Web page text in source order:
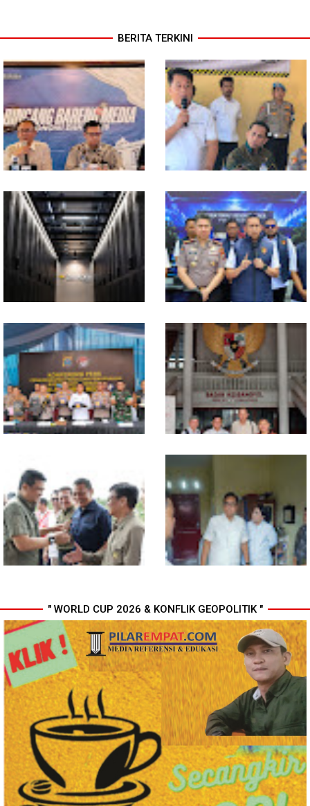
BERITA TERKINI
Pertumbuhan Ekonomi Sumut
Triwulan II 2026 berkisar 5,06
Persen, BI : Konsumsi RT dan
Perdagangan CPO
Penyumbang Tertinggi
Polresta Deliserdang
Musnahkan 1,2 Kilo Gram
Sabu-sabu: Tiga Tersangka
Gagal Edarkan Ribuan Dosis
Narkoba
Indosat, Ooredoo Group,
Nokia, dan NVIDIA Luncurkan
Zankore by Indosat, Siap
Layani Kawasan Asia-Pasifik
dengan Platform Infrastruktur
AI Terintegerasi
Polda Sumut Bongkar Sindikat
Scamming Internasional di
Apartemen Medan, Korban
Rugi Rp6,7 Miliar
Selama 300 Hari, Polrestabes
Medan Tangkap 1.434
Tersangka Narkoba
MIO Indonesia Sumut Resmi
Daftarkan Organisasi ke
Kesbangpol, Langkah Awal
Perkuat Profesionalisme
Media Online
Komisi D DPRDSU Ikut Gubsu
Bobby Nasution Berkantor di
Nias
Walikota Medan Nonaktifkan
Lurah Aur, Rico Waas : Tak Ada
Toleransi bagi Penyalahgunaan
Wewenang
" WORLD CUP 2026 & KONFLIK GEOPOLITIK "